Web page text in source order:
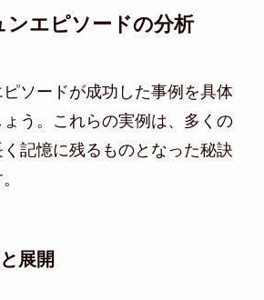
ンエピソードの分析
ソードが成功した事例を具体
う。これらの実例は、多くの
記憶に残るものとなった秘訣
展開